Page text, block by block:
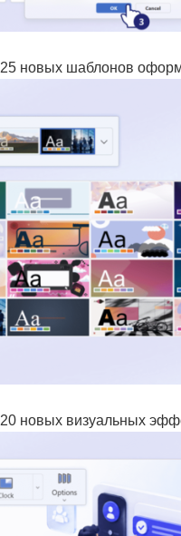
новых шаблонов
новых визуальных